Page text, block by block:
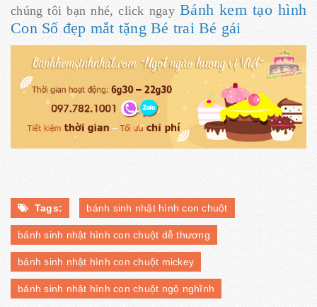
chúng tôi bạn nhé, click ngay Bánh kem tạo hình
Con Số đẹp mắt tặng Bé trai Bé gái
Tags: bánh sinh nhật hình con chuột
bánh sinh nhật hình con chuột dễ thương
bánh sinh nhật hình con chuột mickey
bánh sinh nhật hình con chuột ngộ nghĩnh